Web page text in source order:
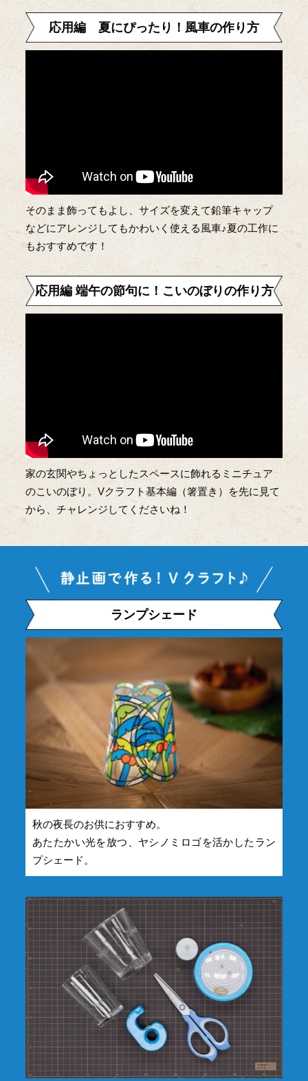
応用編 夏にぴったり！風車の作り方
そのまま飾ってもよし、サイズを変えて鉛筆キャップ
などにアレンジしてもかわいく使える風車♪夏の工作に
もおすすめです！
応用編 端午の節句に！こいのぼりの作り方
家の玄関やちょっとしたスペースに飾れるミニチュア
のこいのぼり。Vクラフト基本編（箸置き）を先に見て
から、チャレンジしてくださいね！
ランプシェード
秋の夜長のお供におすすめ。
あたたかい光を放つ、ヤシノミロゴを活かしたラン
プシェード。